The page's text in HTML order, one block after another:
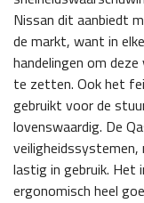
Nissan dit aanbiedt
de markt, want in
handelingen om
te zetten. Ook het
gebruikt voor de
lovenswaardig. De
veiligheidssystemen,
lastig in gebruik. Het
ergonomisch heel